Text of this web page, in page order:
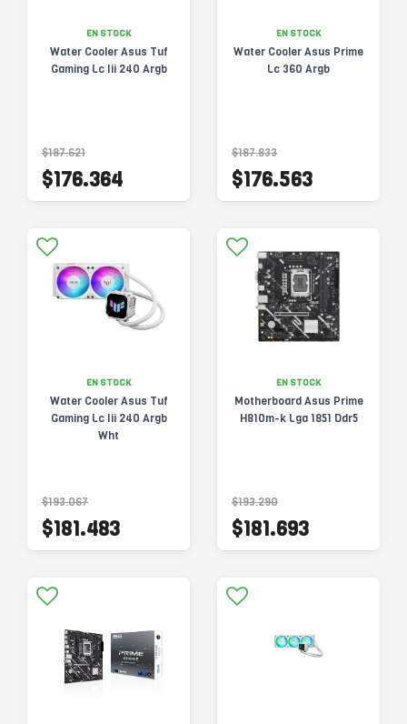
EN STOCK
Water Cooler Asus Tuf
Gaming Lc Iii 240 Argb
$187.621
$176.364
EN STOCK
Water Cooler Asus Prime
Lc 360 Argb
$187.833
$176.563
EN STOCK
Water Cooler Asus Tuf
Gaming Lc Iii 240 Argb
Wht
$193.067
$181.483
EN STOCK
Motherboard Asus Prime
H810m-k Lga 1851 Ddr5
$193.290
$181.693